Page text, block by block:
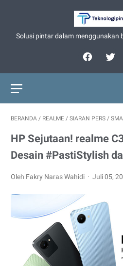
Solusi pintar dalam menggunakan
BERANDA / REALME / SIARAN PERS /
HP Sejutaan! realme
Desain #PastiStylish
Oleh Fakry Naras Wahidi Juli 05,